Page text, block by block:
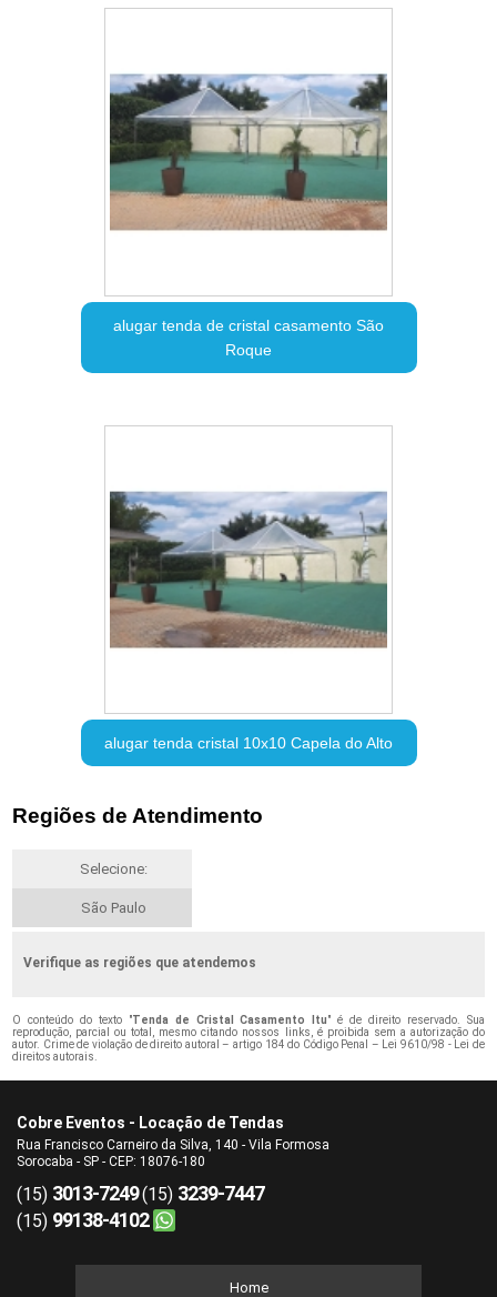
alugar tenda de cristal casamento São
Roque
alugar tenda cristal 10x10 Capela do Alto
Regiões de Atendimento
Selecione:
São Paulo
Verifique as regiões que atendemos
O conteúdo do texto "Tenda de Cristal Casamento Itu" é de direito reservado. Sua
reprodução, parcial ou total, mesmo citando nossos links, é proibida sem a autorização do
autor. Crime de violação de direito autoral – artigo 184 do Código Penal –
Lei 9610/98 - Lei de
direitos autorais
Cobre Eventos - Locação de Tendas
Rua Francisco Carneiro da Silva, 140 - Vila Formosa
Sorocaba - SP - CEP: 18076-180
(15) 3013-7249(15) 3239-7447
(15) 99138-4102
Home